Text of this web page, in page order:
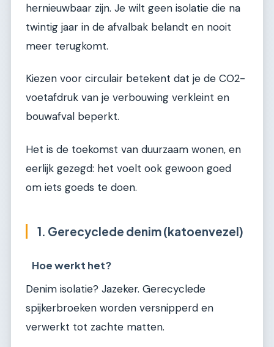
hernieuwbaar zijn. Je wilt geen isolatie die na
twintig jaar in de afvalbak belandt en nooit
meer terugkomt.
Kiezen voor circulair betekent dat je de CO2-
voetafdruk van je verbouwing verkleint en
bouwafval beperkt.
Het is de toekomst van duurzaam wonen, en
eerlijk gezegd: het voelt ook gewoon goed
om iets goeds te doen.
1. Gerecyclede denim (katoenvezel)
Hoe werkt het?
Denim isolatie? Jazeker. Gerecyclede
spijkerbroeken worden versnipperd en
verwerkt tot zachte matten.